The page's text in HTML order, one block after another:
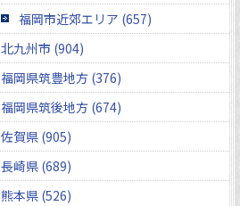
福岡市近郊エリア (657)
北九州市 (904)
福岡県筑豊地方 (376)
福岡県筑後地方 (674)
佐賀県 (905)
長崎県 (689)
熊本県 (526)